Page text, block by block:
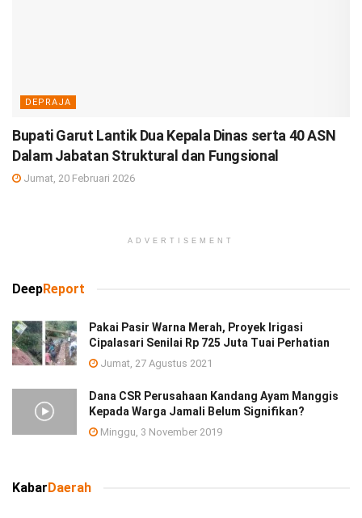
DEPRAJA
Bupati Garut Lantik Dua Kepala Dinas serta 40 ASN
Dalam Jabatan Struktural dan Fungsional
Jumat, 20 Februari 2026
ADVERTISEMENT
DeepReport
Pakai Pasir Warna Merah, Proyek Irigasi
Cipalasari Senilai Rp 725 Juta Tuai Perhatian
Jumat, 27 Agustus 2021
Dana CSR Perusahaan Kandang Ayam Manggis
Kepada Warga Jamali Belum Signifikan?
Minggu, 3 November 2019
KabarDaerah